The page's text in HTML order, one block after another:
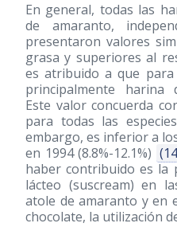
En general, todas las
de amaranto,
presentaron valores
grasa y superiores al
es atribuido a que
principalmente harina
Este valor concuerda
para todas las
embargo, es inferior a
en 1994 (8.8%-12.1%)
haber contribuido es la
lácteo (suscream) en
atole de amaranto y en
chocolate, la utilización